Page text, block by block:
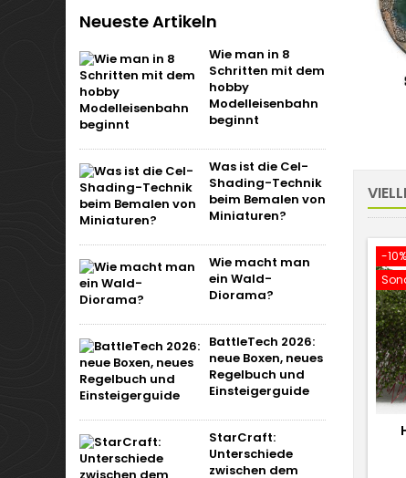
Neueste Artikeln
Wie man in 8
Schritten mit dem
hobby
Modelleisenbahn
beginnt
Was ist die Cel-
Shading-Technik
beim Bemalen von
Miniaturen?
Wie macht man
ein Wald-
Diorama?
BattleTech 2026:
neue Boxen, neues
Regelbuch und
Einsteigerguide
StarCraft:
Unterschiede
zwischen dem
-10%